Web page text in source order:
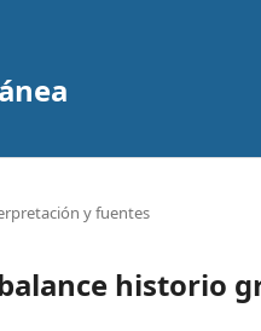
y fuentes
historio